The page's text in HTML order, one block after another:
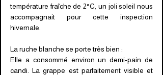
température fraîche de 2°C, un joli soleil nous
accompagnait pour cette inspection
hivernale.
La ruche blanche se porte très bien :
Elle a consommé environ un demi-pain de
candi. La grappe est parfaitement visible et